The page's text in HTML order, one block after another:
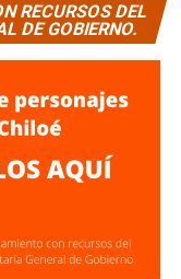
RECURSOS DEL
DE GOBIERNO.